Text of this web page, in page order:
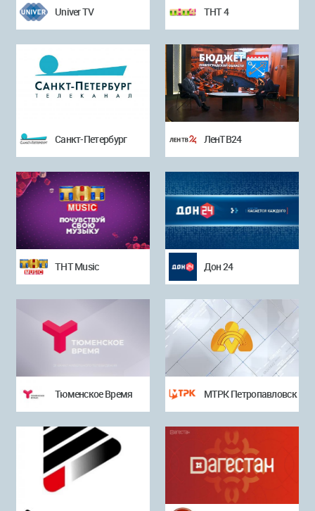
Univer TV ТНТ 4
Санкт-Петербург ЛенТВ24
ТНТ Music Дон 24
Тюменское Время МТРК Петропавловск